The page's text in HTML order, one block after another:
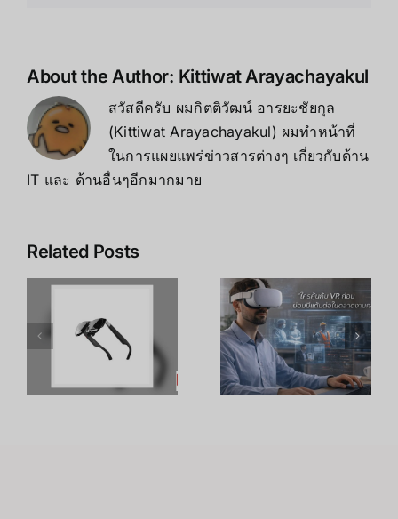
About the Author: Kittiwat Arayachayakul
สวัสดีครับ ผมกิตติวัฒน์ อารยะชัยกุล
(Kittiwat Arayachayakul) ผมทำหน้าที่
ในการแผยแพร่ข่าวสารต่างๆ เกี่ยวกับด้าน
IT และ ด้านอื่นๆอีกมากมาย
Related Posts
Metaverse:
โอกาสทองที่
คุณเตรียมตัว
เพิ่ม
ประสิทธิภาพ
การเรียนรู้
ของพนักงาน
ด้วย